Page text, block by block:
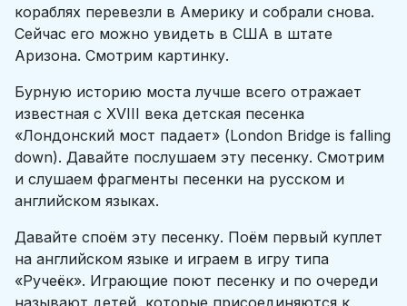
кораблях перевезли в Америку и собрали снова.
Сейчас его можно увидеть в США в штате
Аризона. Смотрим картинку.
Бурную историю моста лучше всего отражает
известная с XVIII века детская песенка
«Лондонский мост падает» (London Bridge is falling
down). Давайте послушаем эту песенку. Смотрим
и слушаем фрагменты песенки на русском и
английском языках.
Давайте споём эту песенку. Поём первый куплет
на английском языке и играем в игру типа
«Ручеёк». Играющие поют песенку и по очереди
называют детей, которые присоединяются к